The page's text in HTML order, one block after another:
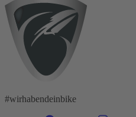
#wirhabendeinbike